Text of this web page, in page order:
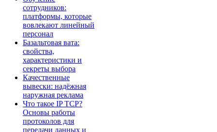
сотрудников:
платформы, которые
вовлекают линейный
персонал
Базальтовая вата:
свойства,
характеристики и
секреты выбора
Качественные
вывески: надёжная
наружная реклама
Что такое IP TCP?
Основы работы
протоколов для
передачи данных и